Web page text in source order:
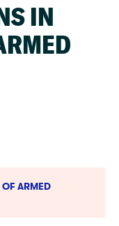
IN
OF ARMED